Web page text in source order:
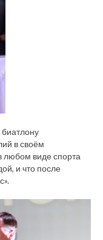
в своём
любом виде спорта
и что после